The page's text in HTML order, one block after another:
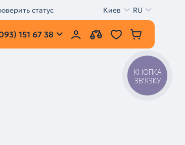
статус Киев RU
151 67 38
КНОПКА
ЗВ'ЯЗКУ